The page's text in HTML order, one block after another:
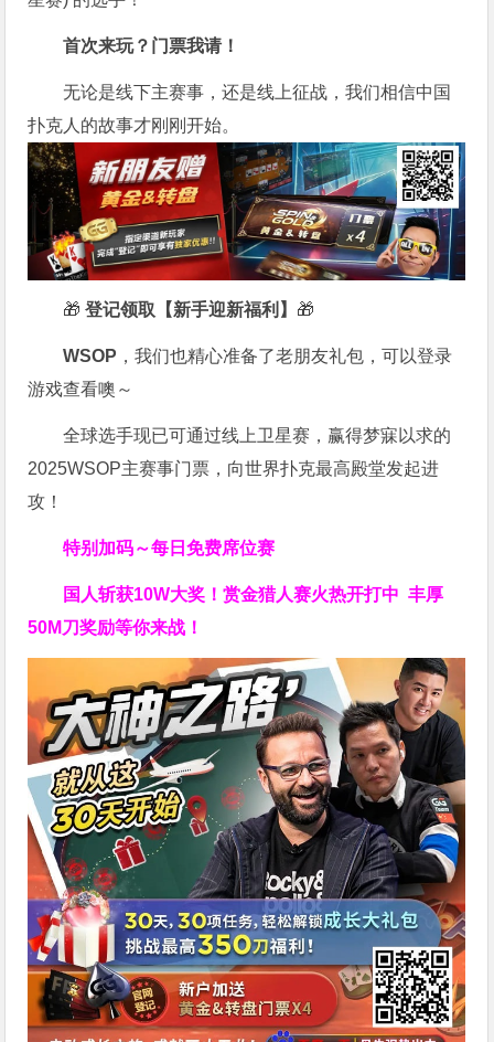
首次来玩？门票我请！
无论是线下主赛事，还是线上征战，我们相信中国
扑克人的故事才刚刚开始。
🎁 登记领取【新手迎新福利】 🎁
WSOP ，我们也精心准备了老朋友礼包，可以登录
游戏查看噢～
全球选手现已可通过线上卫星赛，赢得梦寐以求的
2025WSOP主赛事门票，向世界扑克最高殿堂发起进
攻！
特别加码～每日免费席位赛
国人斩获10W大奖！赏金猎人赛火热开打中 丰厚
50M刀奖励等你来战！